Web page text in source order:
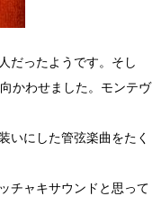
だったようです。そし
かわせました。モンテヴ
いにした管弦楽曲をたく
チャキサウンドと思って